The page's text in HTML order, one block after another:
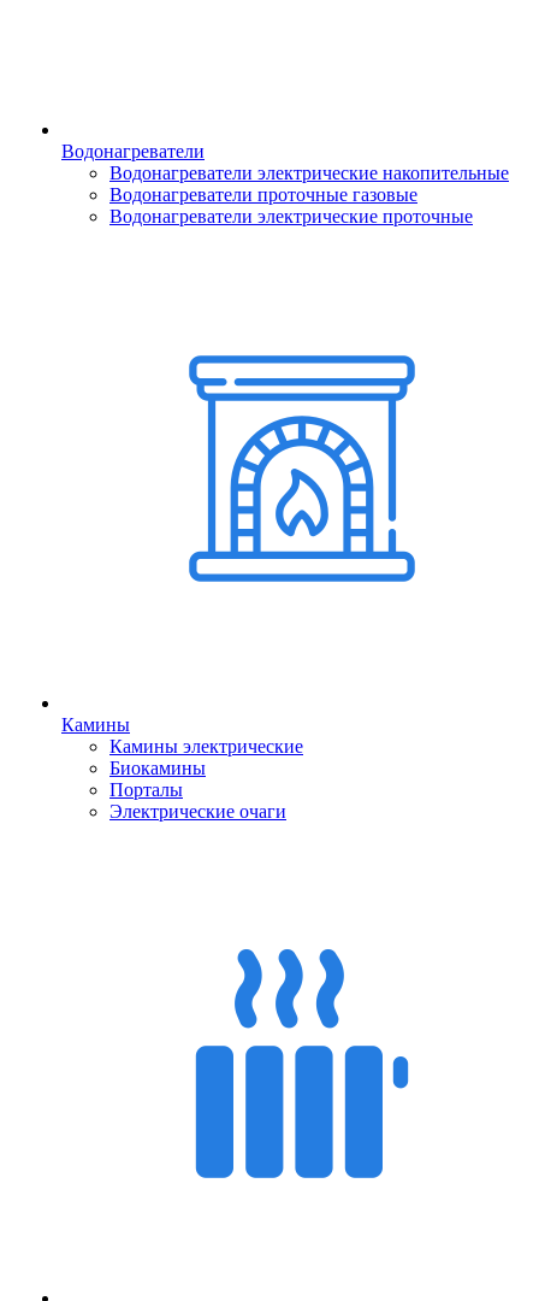
Водонагреватели
Водонагреватели электрические накопительные
Водонагреватели проточные газовые
Водонагреватели электрические проточные
Камины
Камины электрические
Биокамины
Порталы
Электрические очаги